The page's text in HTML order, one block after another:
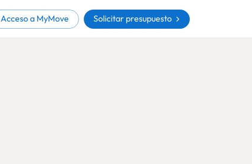
Acceso a MyMove Solicitar presupuesto